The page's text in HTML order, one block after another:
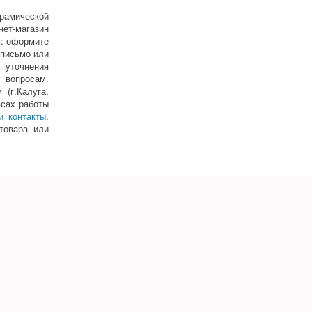
магазин
оформите
или
работы
контакты.
или